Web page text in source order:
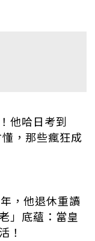
他哈日考到
，那些瘋狂成
，他退休重讀
」底蘊：當皇
！